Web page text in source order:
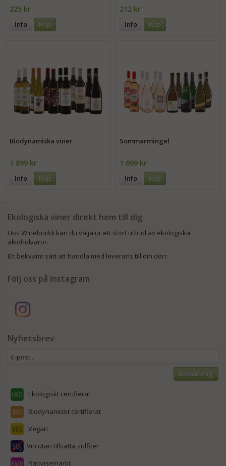
225 kr
Info Köp
212 kr
Info Köp
Biodynamiska viner
1 899 kr
Info Köp
Sommarmingel
1 699 kr
Info Köp
Ekologiska viner direkt hem till dig
Hos Winebuddi kan du välja ur ett stort utbud av ekologiska
alkoholvaror.
Ett bekvämt sätt att handla med leverans till din dörr.
Följ oss på Instagram
Nyhetsbrev
Anmäl mig
Ekologiskt certifierat
Biodynamiskt certifierat
Vegan
Vin utan tillsatta sulfiter
Rättvisemärkt